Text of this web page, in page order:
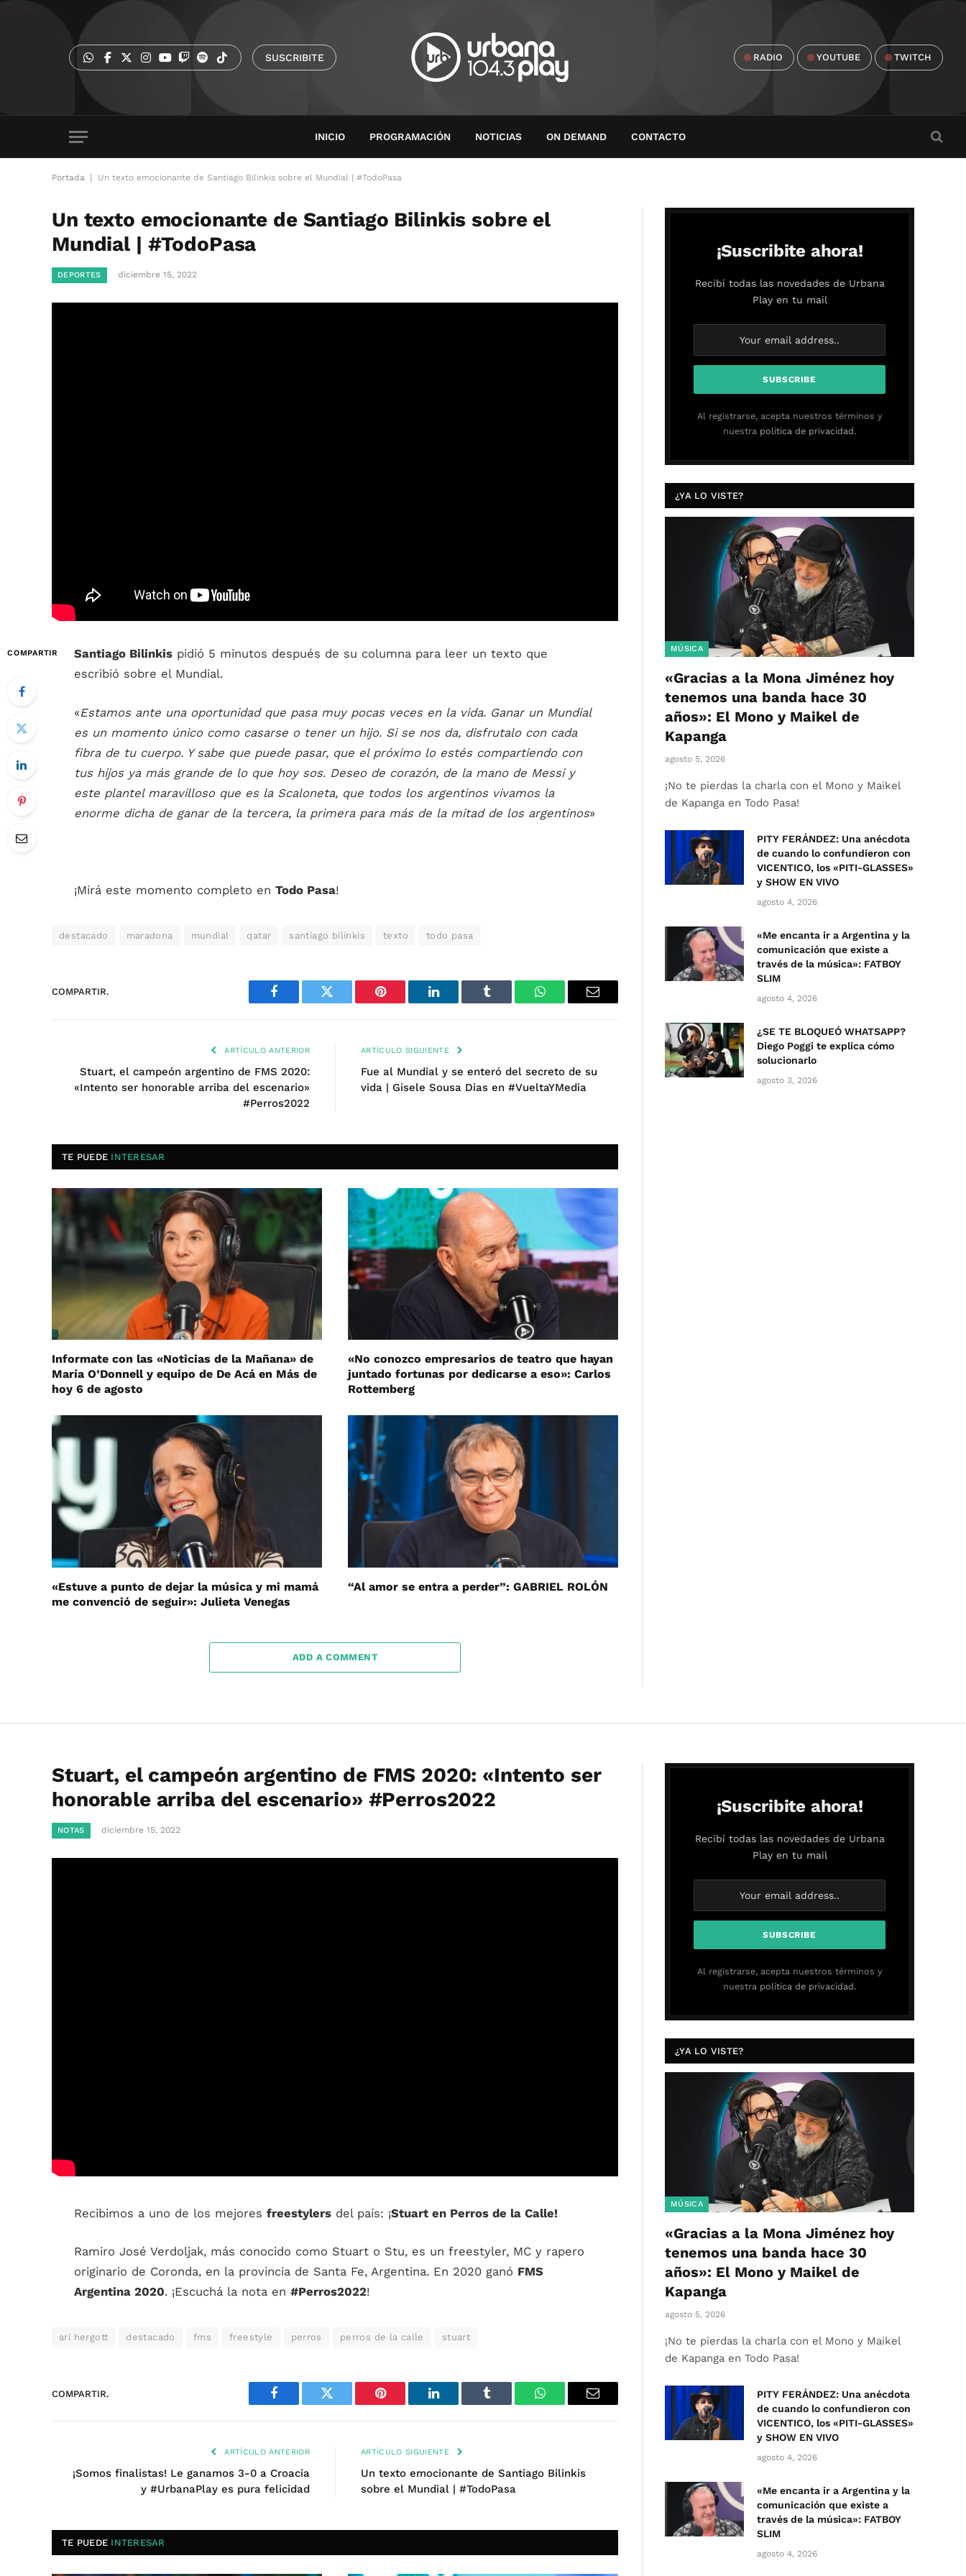
SUSCRIBITE RADIO YOUTUBE TWITCH
INICIO PROGRAMACIÓN NOTICIAS ON DEMAND CONTACTO
Portada Un texto emocionante de Santiago Bilinkis sobre el Mundial | #TodoPasa
Un texto emocionante de Santiago Bilinkis sobre el
Mundial | #TodoPasa
DEPORTES diciembre 15, 2022
COMPARTIR Santiago Bilinkis pidió 5 minutos después de su columna para leer un texto que
escribió sobre el Mundial.
«Estamos ante una oportunidad que pasa muy pocas veces en la vida. Ganar un Mundial
es un momento único como casarse o tener un hijo. Si se nos da, disfrutalo con cada
fibra de tu cuerpo. Y sabe que puede pasar, que el próximo lo estés compartiendo con
tus hijos ya más grande de lo que hoy sos. Deseo de corazón, de la mano de Messi y
este plantel maravilloso que es la Scaloneta, que todos los argentinos vivamos la
enorme dicha de ganar de la tercera, la primera para más de la mitad de los argentinos»
¡Mirá este momento completo en Todo Pasa!
destacado maradona mundial qatar santiago bilinkis texto todo pasa
COMPARTIR.
Facebook Twitter Pinterest LinkedIn Tumblr WhatsAppEmail
ARTÍCULO ANTERIOR
Stuart, el campeón argentino de FMS 2020:
«Intento ser honorable arriba del escenario»
#Perros2022
ARTÍCULO SIGUIENTE
Fue al Mundial y se enteró del secreto de su
vida | Gisele Sousa Dias en #VueltaYMedia
TE PUEDE INTERESAR
Informate con las «Noticias de la Mañana» de
María O’Donnell y equipo de De Acá en Más de
hoy 6 de agosto
«No conozco empresarios de teatro que hayan
juntado fortunas por dedicarse a eso»: Carlos
Rottemberg
«Estuve a punto de dejar la música y mi mamá
me convenció de seguir»: Julieta Venegas
“Al amor se entra a perder”: GABRIEL ROLÓN
ADD A COMMENT
¡Suscribite ahora!
Recibí todas las novedades de Urbana
Play en tu mail
Al registrarse, acepta nuestros términos y
nuestra política de privacidad.
¿YA LO VISTE?
MÚSICA
«Gracias a la Mona Jiménez hoy
tenemos una banda hace 30
años»: El Mono y Maikel de
Kapanga
agosto 5, 2026
¡No te pierdas la charla con el Mono y Maikel
de Kapanga en Todo Pasa!
PITY FERÁNDEZ: Una anécdota
de cuando lo confundieron con
VICENTICO, los «PITI-GLASSES»
y SHOW EN VIVO
agosto 4, 2026
«Me encanta ir a Argentina y la
comunicación que existe a
través de la música»: FATBOY
SLIM
agosto 4, 2026
¿SE TE BLOQUEÓ WHATSAPP?
Diego Poggi te explica cómo
solucionarlo
agosto 3, 2026
Stuart, el campeón argentino de FMS 2020: «Intento ser
honorable arriba del escenario» #Perros2022
NOTAS diciembre 15, 2022
Recibimos a uno de los mejores freestylers del país: ¡Stuart en Perros de la Calle!
Ramiro José Verdoljak, más conocido como Stuart o Stu, es un freestyler, MC y rapero
originario de Coronda, en la provincia de Santa Fe, Argentina. En 2020 ganó FMS
Argentina 2020. ¡Escuchá la nota en #Perros2022!
ari hergott destacado fms freestyle perros perros de la calle stuart
COMPARTIR.
Facebook Twitter Pinterest LinkedIn Tumblr WhatsAppEmail
ARTÍCULO ANTERIOR
¡Somos finalistas! Le ganamos 3-0 a Croacia
y #UrbanaPlay es pura felicidad
ARTÍCULO SIGUIENTE
Un texto emocionante de Santiago Bilinkis
sobre el Mundial | #TodoPasa
TE PUEDE INTERESAR
¡Suscribite ahora!
Recibí todas las novedades de Urbana
Play en tu mail
Al registrarse, acepta nuestros términos y
nuestra política de privacidad.
¿YA LO VISTE?
MÚSICA
«Gracias a la Mona Jiménez hoy
tenemos una banda hace 30
años»: El Mono y Maikel de
Kapanga
agosto 5, 2026
¡No te pierdas la charla con el Mono y Maikel
de Kapanga en Todo Pasa!
PITY FERÁNDEZ: Una anécdota
de cuando lo confundieron con
VICENTICO, los «PITI-GLASSES»
y SHOW EN VIVO
agosto 4, 2026
«Me encanta ir a Argentina y la
comunicación que existe a
través de la música»: FATBOY
SLIM
agosto 4, 2026